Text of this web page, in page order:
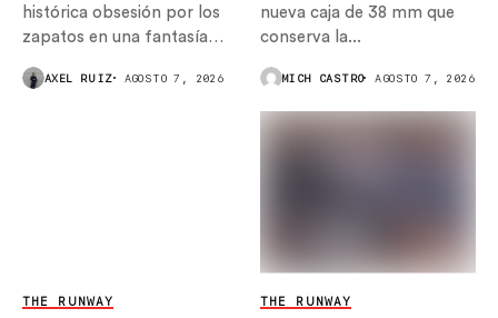
histórica obsesión por los
zapatos en una fantasía
AXEL RUIZ AGOSTO 7, 2026
nueva caja de 38 mm que
conserva la...
MICH CASTRO AGOSTO 7, 2026
THE RUNWAY THE RUNWAY